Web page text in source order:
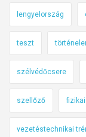
lengyelország
teszt
szélvédőcsere
szellőző
vezetéstechnikai